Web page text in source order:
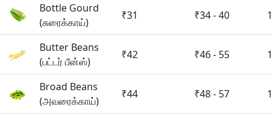
Bottle Gourd
(சுரைக்காய்)
₹31 ₹34 - 40
Butter Beans
(பட்டர் பீன்ஸ்)
₹42 ₹46 - 55
Broad Beans
(அவரைக்காய்)
₹44 ₹48 - 57